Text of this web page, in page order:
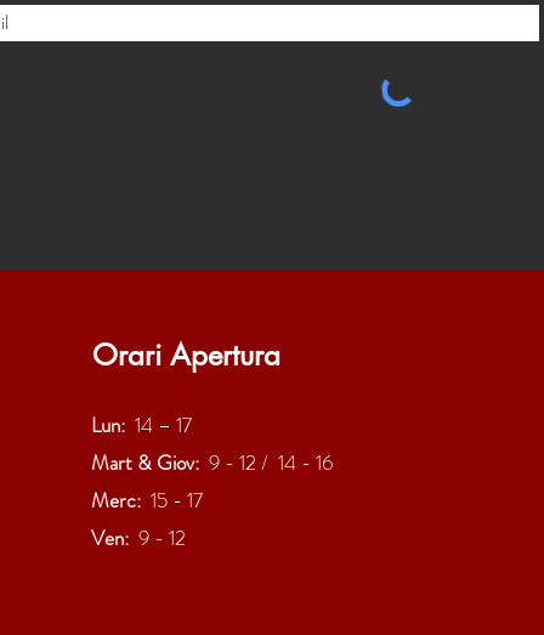
Orari Apertura
Lun:14 – 17
Mart & Giov: 9 - 12 / 14 - 16
Merc:15 - 17
Ven:9 - 12